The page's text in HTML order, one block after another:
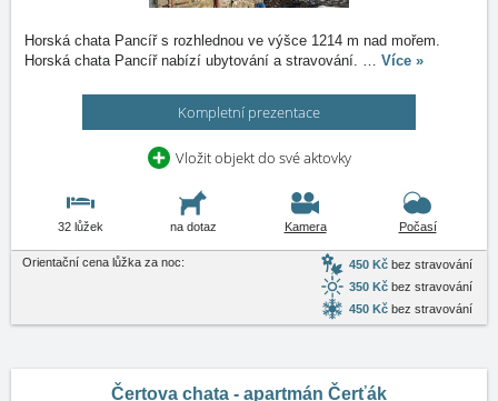
Horská chata Pancíř s rozhlednou ve výšce 1214 m nad mořem.
Horská chata Pancíř nabízí ubytování a stravování. … Více »
Kompletní prezentace
Vložit objekt do své aktovky
32 lůžek na dotaz Kamera Počasí
Orientační cena lůžka za noc: 450 Kč bez stravování
350 Kč bez stravování
450 Kč bez stravování
Čertova chata - apartmán Čerťák